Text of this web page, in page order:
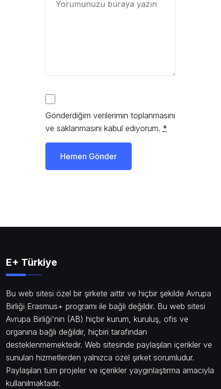
Gönderdiğim verilerimin toplanmasını
ve saklanmasını kabul ediyorum. *
Hemen Gönder
E+ Türkiye
Bu web sitesi özel bir şirkete aittir ve hiçbir şekilde Avrupa
Birliği Erasmus+ programı ile bağlı değildir. Bu web sitesi
Avrupa Birliği'nin (AB) hiçbir kurum, kuruluş, ofis ve
organına bağlı değildir, hiçbiri tarafından
desteklenmemektedir. Web sitesinde paylaşılan içerikler ve
sunulan hizmetlerden yalnızca özel şirket sorumludur.
Paylaşılan tüm projeler ve içerikler yaygınlaştırma amacıyla
kullanılmaktadır.